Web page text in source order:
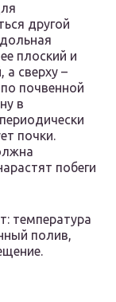
другой
плоский и
а сверху –
почвенной
в
почки.
побеги
температура
полив,